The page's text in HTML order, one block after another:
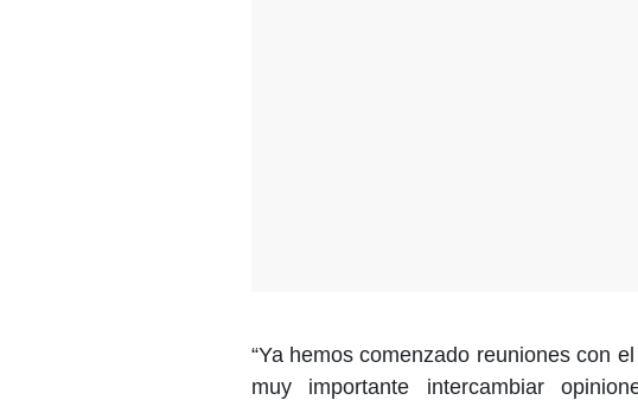
“Ya hemos comenzado reuniones con
muy importante intercambiar